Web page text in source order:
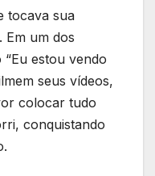
tocava sua
Em um dos
estou vendo
seus vídeos,
colocar tudo
conquistando